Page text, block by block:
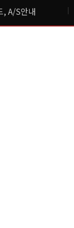
, A/S안내